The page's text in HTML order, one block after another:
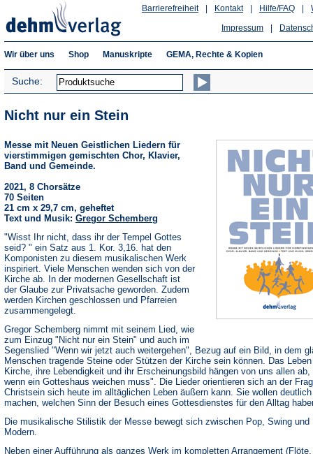
Hilfe/FAQ
Kontakt
Barrierefreiheit
Impressum
Wir über uns Shop Manuskripte GEMA, Rechte & Kopien
Suche:
Nicht nur ein Stein
Messe mit Neuen Geistlichen Liedern für
vierstimmigen gemischten Chor, Klavier,
Band und Gemeinde.
2021, 8 Chorsätze
70 Seiten
21 cm x 29,7 cm, geheftet
Text und Musik: Gregor Schemberg
"Wisst Ihr nicht, dass ihr der Tempel Gottes
seid? " ein Satz aus 1. Kor. 3,16. hat den
Komponisten zu diesem musikalischen Werk
inspiriert. Viele Menschen wenden sich von der
Kirche ab. In der modernen Gesellschaft ist
der Glaube zur Privatsache geworden. Zudem
werden Kirchen geschlossen und Pfarreien
zusammengelegt.
Gregor Schemberg nimmt mit seinem Lied, wie
zum Einzug "Nicht nur ein Stein" und auch im
Segenslied "Wenn wir jetzt auch weitergehen", Bezug auf ein Bild, in dem
Menschen tragende Steine oder Stützen der Kirche sein können. Das
Kirche, ihre Lebendigkeit und ihr Erscheinungsbild hängen von uns allen
wenn ein Gotteshaus weichen muss". Die Lieder orientieren sich an der
Christsein sich heute im alltäglichen Leben äußern kann. Sie wollen deutlich
machen, welchen Sinn der Besuch eines Gottesdienstes für den Alltag
Die musikalische Stilistik der Messe bewegt sich zwischen Pop, Swing und
Modern.
Neben einer Aufführung als ganzes Werk im kompletten Arrangement (Flöte,